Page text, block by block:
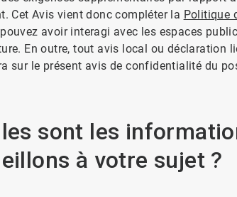
Cet Avis vient donc compléter la Politique
avoir interagi avec les espaces
En outre, tout avis local ou déclaration
sur le présent avis de confidentialité du
sont les
à votre sujet ?